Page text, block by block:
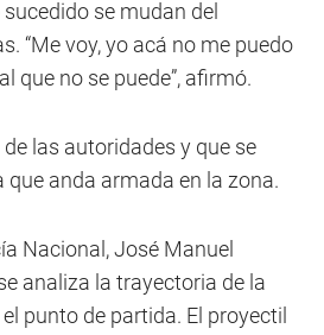
se mudan del
“Me voy, yo acá no me puedo
que no se puede”, afirmó.
las autoridades y que se
que anda armada en la zona.
Nacional, José Manuel
analiza la trayectoria de la
punto de partida. El proyectil